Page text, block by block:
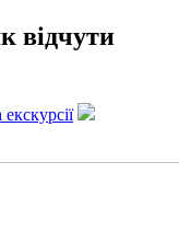
відчути